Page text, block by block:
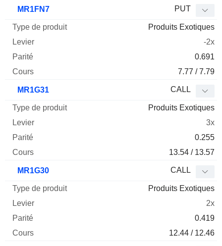
MR1FN7 PUT
Produits Exotiques
-2x
0.691
7.77 / 7.79
MR1G31 CALL
Produits Exotiques
3x
0.255
13.54 / 13.57
MR1G30 CALL
Produits Exotiques
2x
0.419
12.44 / 12.46